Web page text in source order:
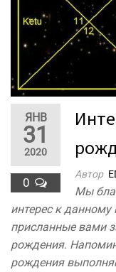
ЯНВ
31
2020
0
Автор
Мы
интерес к
присланные вами
рождения.
рождения